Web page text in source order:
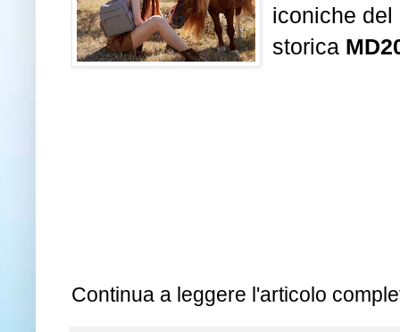
iconiche del
storica
Continua a leggere l'articolo